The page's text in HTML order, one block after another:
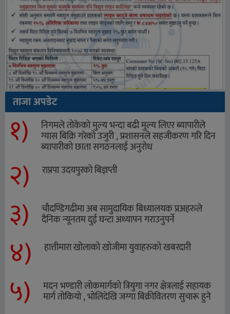
ताजा अपडेट
१) निगमले तोकेको मुल्य भन्दा बढी मुल्य लिएर ब्यापारीले
ग्यास बिक्रि गरेको उजुरी , प्रशासनले सहजीकरण गरि दिन
ब्यापारीको छाता सगठनलाई अनुरोध
२) राप्रपा उदयपुरको बिज्ञप्ती
३) चौदण्डिगढीमा अब सामुदायिक बिध्यालयक प्रअहरुले
दैनिक न्यूनतम दुई घन्टा अध्यापन गराउनुपर्ने
४) हात्तीमारा खोलाको खोजीमा युवाहरुको खबरदारी
५) मदन भण्डारी लोकमार्गको त्रियुगा नगर क्षेत्रलाई सहायक
मार्ग तोकियो , भोलिदेखि जग्गा बिक्रीवितरण सुचारू हुने